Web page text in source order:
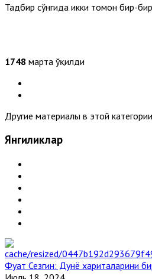
Тадбир сўнгида икки томон бир-
1748 марта ўқилди
Другие материалы в этой
Янгиликлар
Фуат Сезгин: Дунё хариталарини